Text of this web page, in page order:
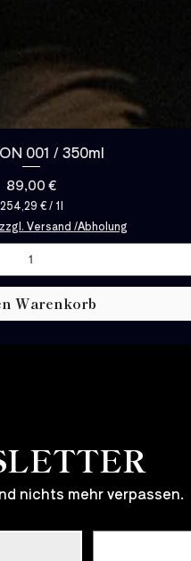
001 / 350ml
Preis
89,00 €
254,29 € / 1l
2
5
4
,
2
9
€
p
zzgl. Versand /Abholung
Warenkorb
nichts mehr verpassen.